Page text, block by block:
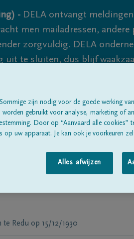
- DELA ontvangt
men mailadressen,
zorgvuldig. DELA
uit te sluiten, dus blijf
Alle rouwberichten
te Redu op 15/12/1930
zijn nodig voor de goede werking
gebruikt voor analyse, marketing of
Door op “Aanvaard alle cookies”
op uw apparaat. Je kan ook je voorkeuren
Alles afwijzen